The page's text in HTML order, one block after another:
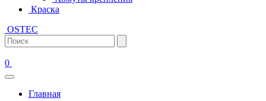
Краска
OSTEC
0
Главная